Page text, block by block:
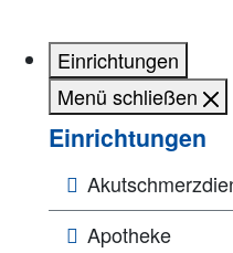
Einrichtungen
Menü schließen
Einrichtungen
Apotheke